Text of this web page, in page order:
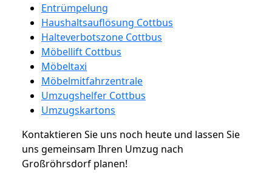
Entrümpelung
Haushaltsauflösung Cottbus
Halteverbotszone Cottbus
Möbellift Cottbus
Möbeltaxi
Möbelmitfahrzentrale
Umzugshelfer Cottbus
Umzugskartons
Kontaktieren Sie uns noch heute und lassen Sie
uns gemeinsam Ihren Umzug nach
Großröhrsdorf planen!